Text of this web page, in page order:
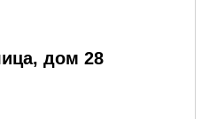
дом 28